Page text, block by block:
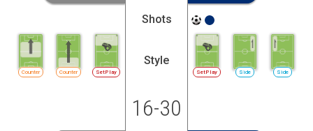
Shots
SetPlay
Counter
Counter
Style
SetPlay Side Side
16-30